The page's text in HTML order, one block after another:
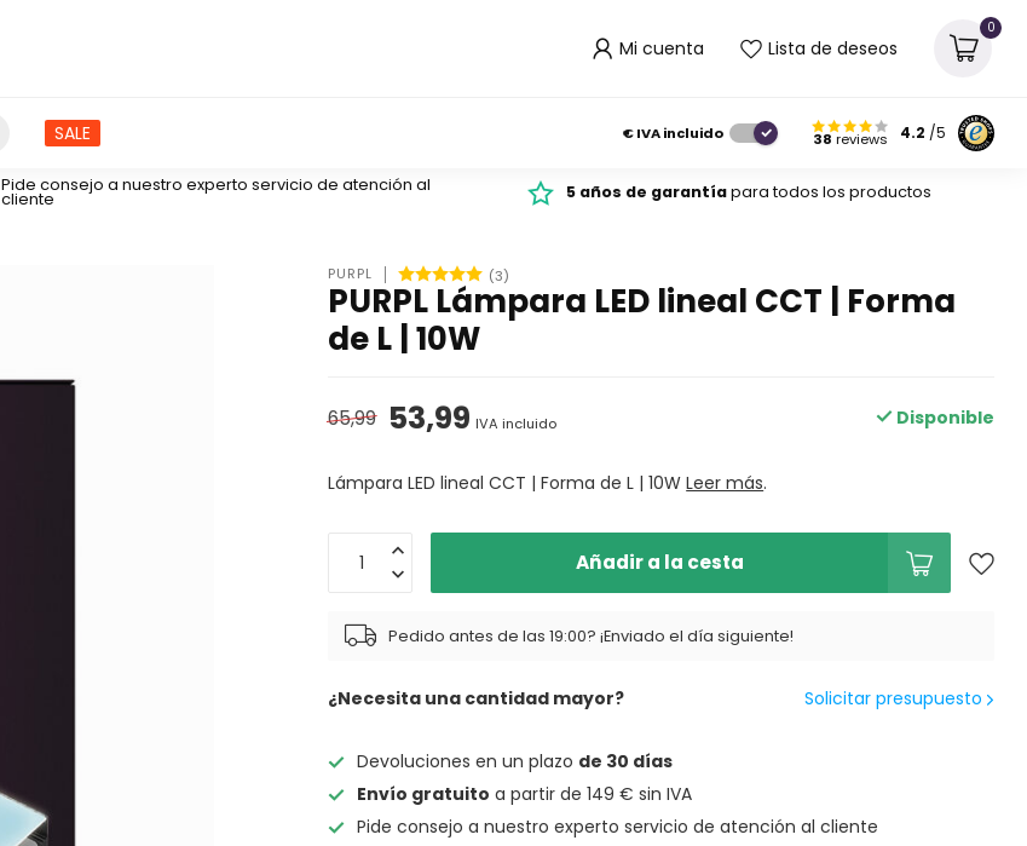
Mi cuenta Lista de deseos
0
SALE €IVA incluido 38 reviews 4.2 /5
Pide consejo a nuestro experto servicio de atención al
cliente 5 años de garantíapara todos los productos
PURPL (3)
PURPL Lámpara LED lineal CCT | Forma
de L | 10W
65,99 53,99 IVA incluido Disponible
Lámpara LED lineal CCT | Forma de L | 10WLeer más.
Añadir a la cesta
Pedido antes de las 19:00? ¡Enviado el día siguiente!
¿Necesita una cantidad mayor? Solicitar presupuesto
Devoluciones en un plazo de 30 días
Envío gratuito a partir de 149 € sin IVA
Pide consejo a nuestro experto servicio de atención al cliente